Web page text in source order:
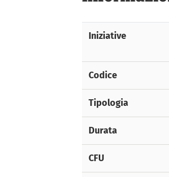
Iniziative
Codice
Tipologia
Durata
CFU